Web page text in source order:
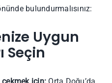
bulundurmalısınız:
Uygun
Seçin